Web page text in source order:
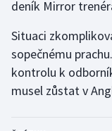
Judo
Krasobruslení
Lezení
deník Mirror
Situaci
sopečnému
kontrolu k
musel zůstat v